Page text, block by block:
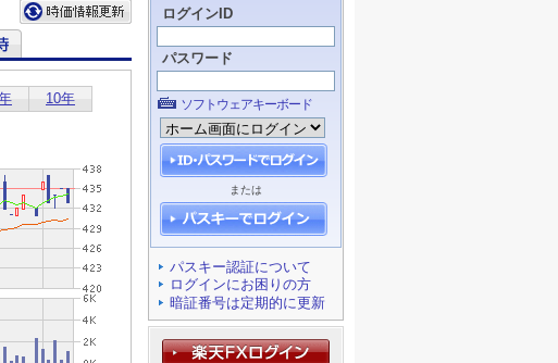
ログインID
パスワード
ソフトウェアキーボード
または
パスキー認証について
ログインにお困りの方
暗証番号は定期的に更新